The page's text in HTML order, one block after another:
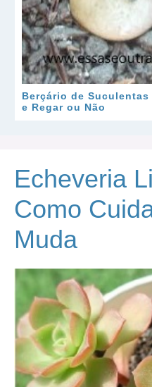
Berçário de
e Regar ou Não
Echeveria
Como
Muda